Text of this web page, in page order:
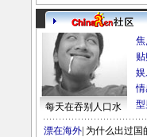
每天在吞别人口水
焦
漂在海外 为什么出过国